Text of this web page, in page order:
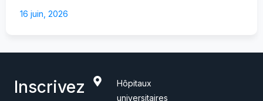
16 juin, 2026
Inscrivez
Hôpitaux
universitaires